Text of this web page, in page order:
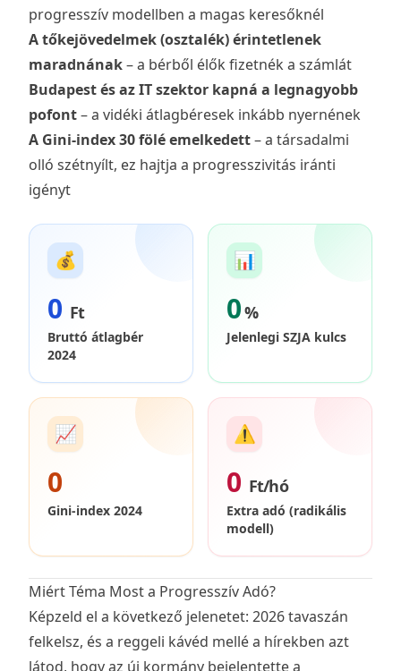
progresszív modellben a magas keresőknél
A tőkejövedelmek (osztalék) érintetlenek
maradnának– a bérből élők fizetnék a számlát
Budapest és az IT szektor kapná a legnagyobb
pofont– a vidéki átlagbéresek inkább nyernének
A Gini-index 30 fölé emelkedett– a társadalmi
olló szétnyílt, ez hajtja a progresszivitás iránti
igényt
💰
0 Ft
Bruttó átlagbér
2024
📊
0%
Jelenlegi SZJA kulcs
📈
0
Gini-index 2024
⚠️
0 Ft/hó
Extra adó (radikális
modell)
Miért Téma Most a Progresszív Adó?
Képzeld el a következő jelenetet: 2026 tavaszán
felkelsz, és a reggeli kávéd mellé a hírekben azt
látod, hogy az új kormány bejelentette a